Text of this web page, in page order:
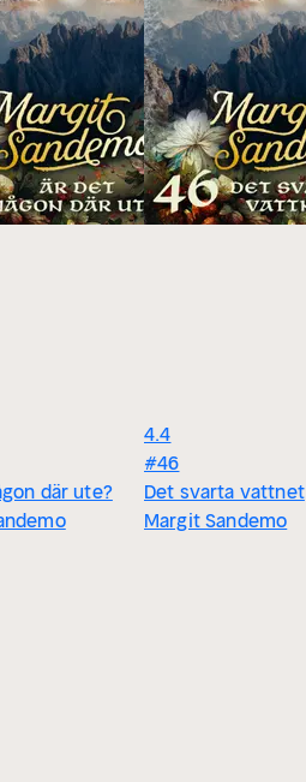
där ute?
4.4
#46
Det svarta vattnet
Margit Sandemo